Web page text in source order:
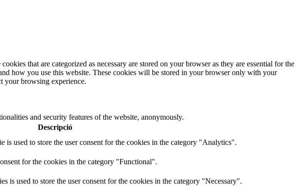
that are categorized as necessary are stored on your browser as they are essential for the
how you use this website. These cookies will be stored in your browser only with your
your browsing experience.
and security features of the website, anonymously.
Descripció
used to store the user consent for the cookies in the category "Analytics".
for the cookies in the category "Functional".
is used to store the user consent for the cookies in the category "Necessary".